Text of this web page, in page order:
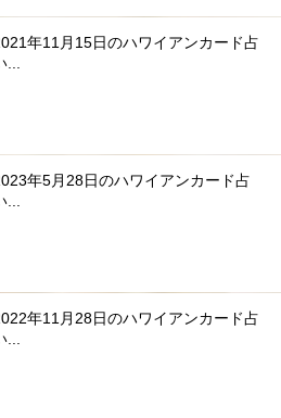
年11月15日のハワイアンカード占
...
年5月28日のハワイアンカード占
...
年11月28日のハワイアンカード占
...